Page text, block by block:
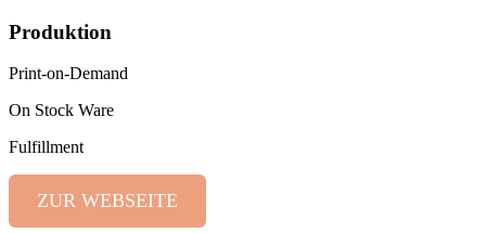
Produktion
Print-on-Demand
On Stock Ware
Fulfillment
ZUR WEBSEITE